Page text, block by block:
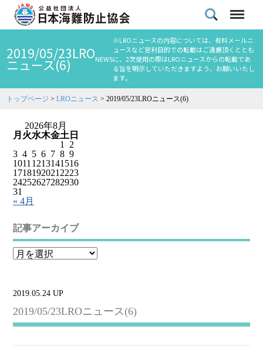
2019/05/23LRO
ニュース(6) NEWS
※LROニュースの内容については、有料メールニ
ュースなど営利目的での転載はご遠慮頂くととも
に、2次使用の際はLROニュースからの転載であ
る旨を明示していただきますよう、お願いいたし
ます。
トップページ >LROニュース >2019/05/23LROニュース(6)
2026年8月
月 火水木金土 日
1
2
3 4 5 6 7 8 9
1011 1213141516
1718192021 2223
24252627282930
31
« 4月
記事アーカイブ
2019.05.24 UP
2019/05/23LROニュース(6)